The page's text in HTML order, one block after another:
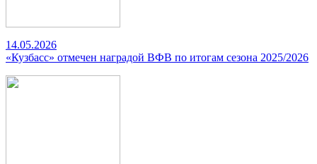
14.05.2026
«Кузбасс» отмечен наградой ВФВ по итогам сезона 2025/2026